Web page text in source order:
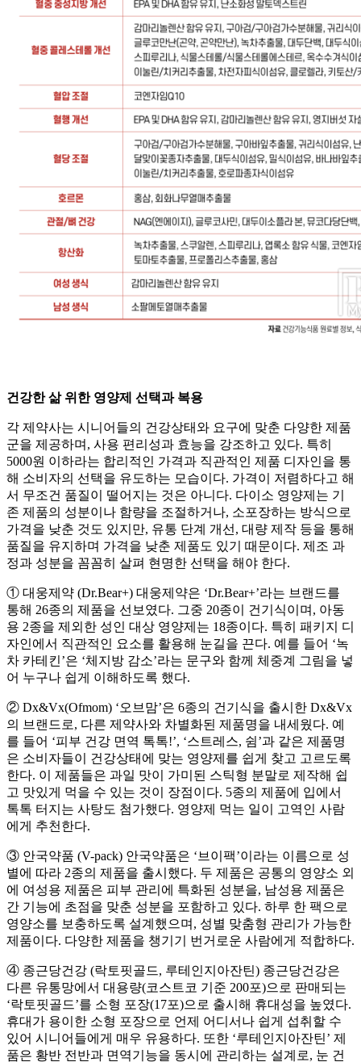
건강한 삶 위한 영양제 선택과 복용
각 제약사는 시니어들의 건강상태와 요구에 맞춘 다양한 제품
군을 제공하며, 사용 편리성과 효능을 강조하고 있다. 특히
5000원 이하라는 합리적인 가격과 직관적인 제품 디자인을 통
해 소비자의 선택을 유도하는 모습이다. 가격이 저렴하다고 해
서 무조건 품질이 떨어지는 것은 아니다. 다이소 영양제는 기
존 제품의 성분이나 함량을 조절하거나, 소포장하는 방식으로
가격을 낮춘 것도 있지만, 유통 단계 개선, 대량 제작 등을 통해
품질을 유지하며 가격을 낮춘 제품도 있기 때문이다. 제조 과
정과 성분을 꼼꼼히 살펴 현명한 선택을 해야 한다.
① 대웅제약 (Dr.Bear+) 대웅제약은 ‘Dr.Bear+’라는 브랜드를
통해 26종의 제품을 선보였다. 그중 20종이 건기식이며, 아동
용 2종을 제외한 성인 대상 영양제는 18종이다. 특히 패키지 디
자인에서 직관적인 요소를 활용해 눈길을 끈다. 예를 들어 ‘녹
차 카테킨’은 ‘체지방 감소’라는 문구와 함께 체중계 그림을 넣
어 누구나 쉽게 이해하도록 했다.
② Dx&Vx(Ofmom) ‘오브맘’은 6종의 건기식을 출시한 Dx&Vx
의 브랜드로, 다른 제약사와 차별화된 제품명을 내세웠다. 예
를 들어 ‘피부 건강 면역 톡톡!’, ‘스트레스, 쉼’과 같은 제품명
은 소비자들이 건강상태에 맞는 영양제를 쉽게 찾고 고르도록
한다. 이 제품들은 과일 맛이 가미된 스틱형 분말로 제작해 쉽
고 맛있게 먹을 수 있는 것이 장점이다. 5종의 제품에 입에서
톡톡 터지는 사탕도 첨가했다. 영양제 먹는 일이 고역인 사람
에게 추천한다.
③ 안국약품 (V-pack) 안국약품은 ‘브이팩’이라는 이름으로 성
별에 따라 2종의 제품을 출시했다. 두 제품은 공통의 영양소 외
에 여성용 제품은 피부 관리에 특화된 성분을, 남성용 제품은
간 기능에 초점을 맞춘 성분을 포함하고 있다. 하루 한 팩으로
영양소를 보충하도록 설계했으며, 성별 맞춤형 관리가 가능한
제품이다. 다양한 제품을 챙기기 번거로운 사람에게 적합하다.
④ 종근당건강 (락토핏골드, 루테인지아잔틴) 종근당건강은
다른 유통망에서 대용량(코스트코 기준 200포)으로 판매되는
‘락토핏골드’를 소형 포장(17포)으로 출시해 휴대성을 높였다.
휴대가 용이한 소형 포장으로 언제 어디서나 쉽게 섭취할 수
있어 시니어들에게 매우 유용하다. 또한 ‘루테인지아잔틴’ 제
품은 황반 전반과 면역기능을 동시에 관리하는 설계로, 눈 건